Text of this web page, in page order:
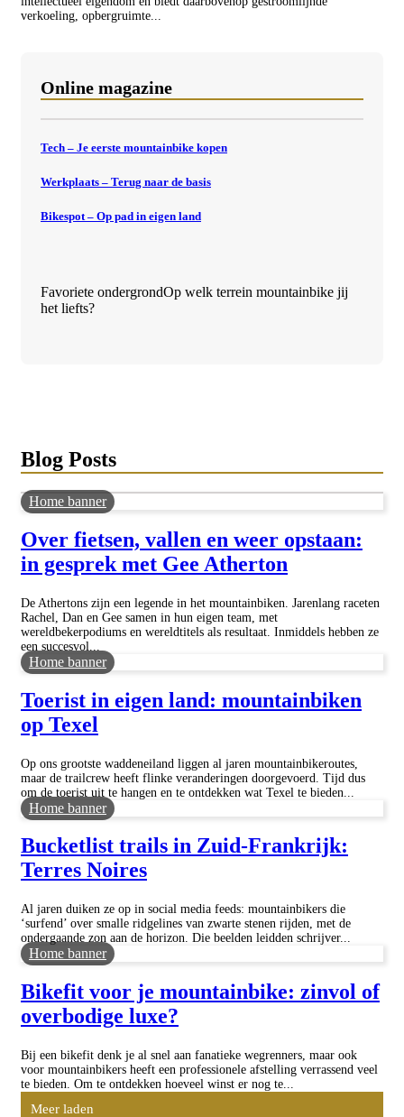
verkoeling, opbergruimte...
Online magazine
Tech – Je eerste mountainbike kopen
Werkplaats – Terug naar de basis
Bikespot – Op pad in eigen land
Favoriete ondergrondOp welk terrein mountainbike jij
het liefts?
Blog Posts
Home banner
Over fietsen, vallen en weer opstaan:
in gesprek met Gee Atherton
De Athertons zijn een legende in het mountainbiken. Jarenlang raceten
Rachel, Dan en Gee samen in hun eigen team, met
wereldbekerpodiums en wereldtitels als resultaat. Inmiddels hebben ze
een succesvol...
Home banner
Toerist in eigen land: mountainbiken
op Texel
Op ons grootste waddeneiland liggen al jaren mountainbikeroutes,
maar de trailcrew heeft flinke veranderingen doorgevoerd. Tijd dus
om de toerist uit te hangen en te ontdekken wat Texel te bieden...
Home banner
Bucketlist trails in Zuid-Frankrijk:
Terres Noires
Al jaren duiken ze op in social media feeds: mountainbikers die
‘surfend’ over smalle ridgelines van zwarte stenen rijden, met de
ondergaande zon aan de horizon. Die beelden leidden schrijver...
Home banner
Bikefit voor je mountainbike: zinvol of
overbodige luxe?
Bij een bikefit denk je al snel aan fanatieke wegrenners, maar ook
voor mountainbikers heeft een professionele afstelling verrassend veel
te bieden. Om te ontdekken hoeveel winst er nog te...
Meer laden